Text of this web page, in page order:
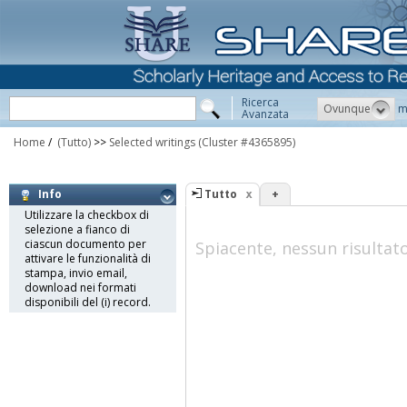
Ricerca
Avanzata Ovunque
Home / (Tutto) >> Selected writings (Cluster #4365895)
Info
Utilizzare la checkbox di
selezione a fianco di
ciascun documento per
attivare le funzionalità di
stampa, invio email,
download nei formati
disponibili del (i) record.
Tutto +
Spiacente, nessun